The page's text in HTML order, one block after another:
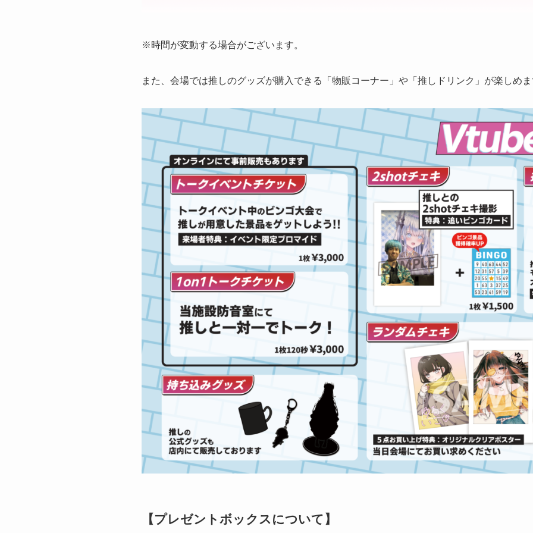
※時間が変動する場合がございます。
また、会場では推しのグッズが購入できる「物販コーナー」や「推しドリンク」が楽しめ
【プレゼントボックスについて】